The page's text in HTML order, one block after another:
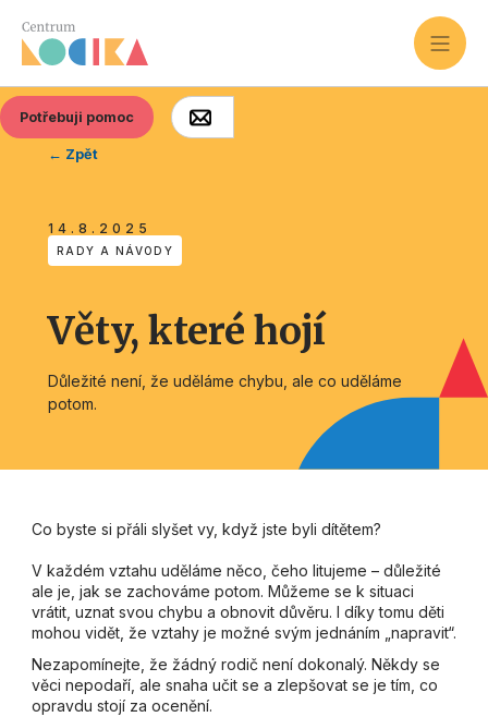
Potřebuji pomoc
← Zpět
14.8.2025
RADY A NÁVODY
Věty, které hojí
Důležité není, že uděláme chybu, ale co uděláme
potom.
Co byste si přáli slyšet vy, když jste byli dítětem?
V každém vztahu uděláme něco, čeho litujeme – důležité
ale je, jak se zachováme potom. Můžeme se k situaci
vrátit, uznat svou chybu a obnovit důvěru. I díky tomu děti
mohou vidět, že vztahy je možné svým jednáním „napravit“.
Nezapomínejte, že žádný rodič není dokonalý. Někdy se
věci nepodaří, ale snaha učit se a zlepšovat se je tím, co
opravdu stojí za ocenění.